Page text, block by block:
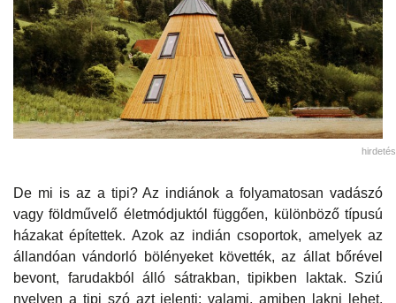
hirdetés
De mi is az a tipi? Az indiánok a folyamatosan vadászó
vagy földművelő életmódjuktól függően, különböző típusú
házakat építettek. Azok az indián csoportok, amelyek az
állandóan vándorló bölényeket követték, az állat bőrével
bevont, farudakból álló sátrakban, tipikben laktak. Sziú
nyelven a tipi szó azt jelenti: valami, amiben lakni lehet.